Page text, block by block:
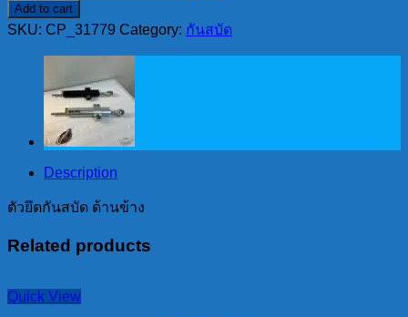
ยึด
กัน
สบัด
ข้าง
quantity
Add to cart
SKU: CP_31779 Category: กันสบัด
Description
ตัวยึดกันสบัด ด้านข้าง
Related products
Quick View